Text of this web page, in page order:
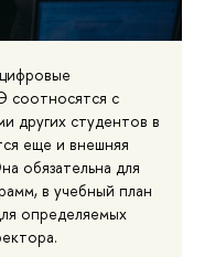
соотносятся с
других студентов в
еще и внешняя
обязательна для
в учебный план
определяемых